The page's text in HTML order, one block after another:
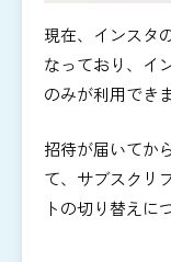
現在、インスタ
なっており、イ
のみが利用でき
招待が届いてか
て、サブスクリ
トの切り替えに